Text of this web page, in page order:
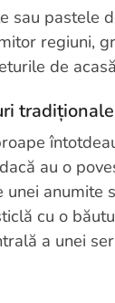
sau pastele
regiuni,
de
tradiționale
au o
unei anumite
cu o
a unei